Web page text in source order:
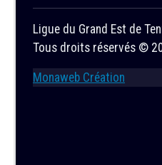
Ligue du Grand Est de
Tous droits réservés ©
Monaweb Création